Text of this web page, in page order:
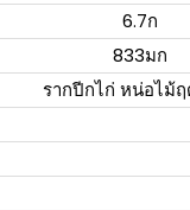
6.7ก
833มก
รากปีกไก่ หน่อไม้